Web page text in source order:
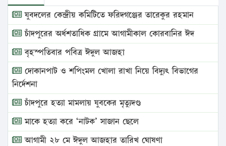
যুবদলের কেন্দ্রীয় কমিটিতে ফরিদগঞ্জের তারেকুর রহমান
চাঁদপুরের অর্ধশতাধিক গ্রামে আগামীকাল কোরবানির ঈদ
বৃহস্পতিবার পবিত্র ঈদুল আজহা
দোকানপাট ও শপিংমল খোলা রাখা নিয়ে বিদ্যুৎ বিভাগের
নির্দেশনা
চাঁদপুরে হত্যা মামলায় যুবকের মৃত্যুদণ্ড
মাকে হত্যা করে ‘নাটক’ সাজান ছেলে
আগামী ২৮ মে ঈদুল আজহার তারিখ ঘোষণা